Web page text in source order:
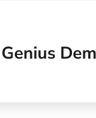
Genius